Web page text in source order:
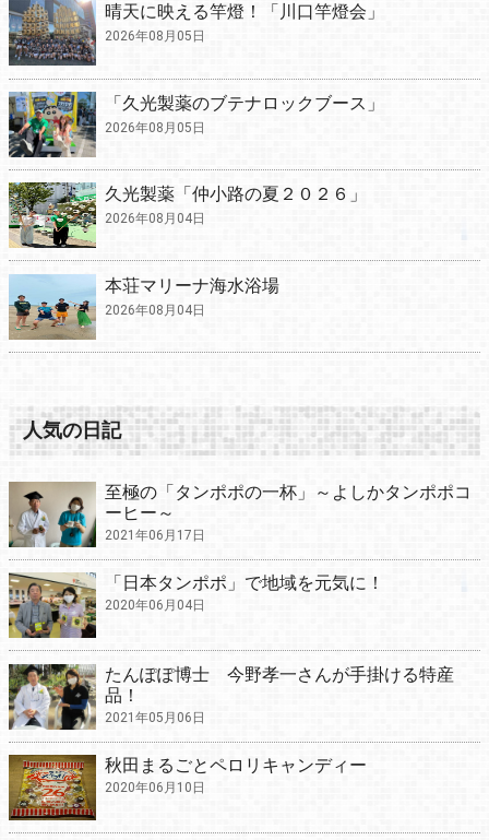
晴天に映える竿燈！「川口竿燈会」
2026年08月05日
「久光製薬のブテナロックブース」
2026年08月05日
久光製薬「仲小路の夏２０２６」
2026年08月04日
本荘マリーナ海水浴場
2026年08月04日
人気の日記
至極の「タンポポの一杯」～よしかタンポポコ
ーヒー～
2021年06月17日
「日本タンポポ」で地域を元気に！
2020年06月04日
たんぽぽ博士 今野孝一さんが手掛ける特産
品！
2021年05月06日
秋田まるごとペロリキャンディー
2020年06月10日